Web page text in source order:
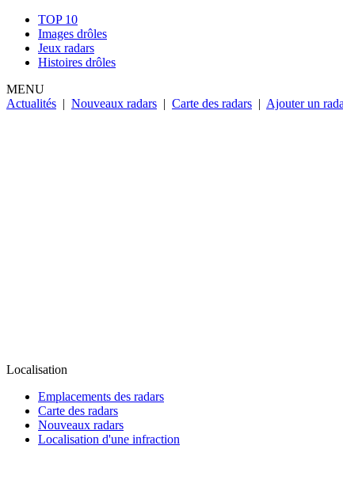
TOP 10
Images drôles
Jeux radars
Histoires drôles
MENU
Actualités | Nouveaux radars | Carte des radars | Ajouter un
Localisation
Emplacements des radars
Carte des radars
Nouveaux radars
Localisation d'une infraction